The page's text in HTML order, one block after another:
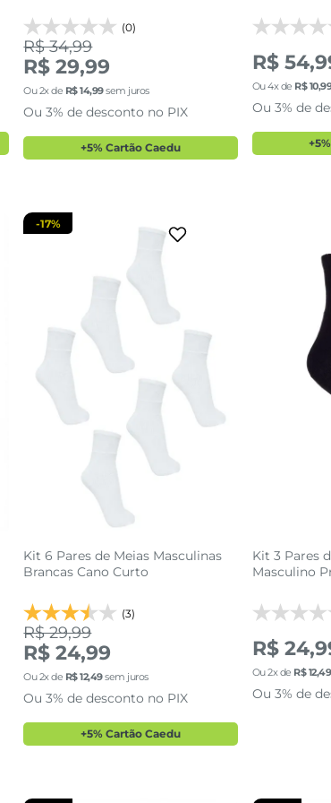
(0)
R$ 34,99
R$ 29,99
Ou2x de R$14,99sem juros
Ou 3% de desconto no PIX
+5% Cartão Caedu
R$
Ou4x de R$ 10,
Ou 3% de
39 AO 43
adicionar a sacola
Kit 6 Pares de Meias Masculinas
Brancas Cano Curto
(3)
-17%
R$ 29,99
R$ 24,99
Ou2x de R$12,49sem juros
Ou 3% de desconto no PIX
+5% Cartão Caedu
Kit 3 Pares
Masculino
R$
Ou2x de R$ 12,49
Ou 3% de
39 AO 43
adicionar a sacola